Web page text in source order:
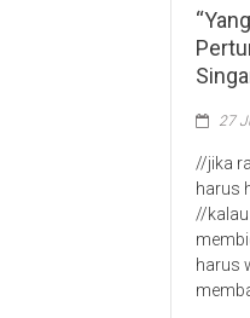
27
//jika
harus
//
harus